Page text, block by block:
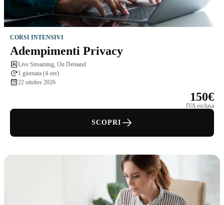
CORSI INTENSIVI
Adempimenti Privacy
Live Streaming, On Demand
1 giornata (4 ore)
22 ottobre 2026
150€
IVA esclusa
SCOPRI